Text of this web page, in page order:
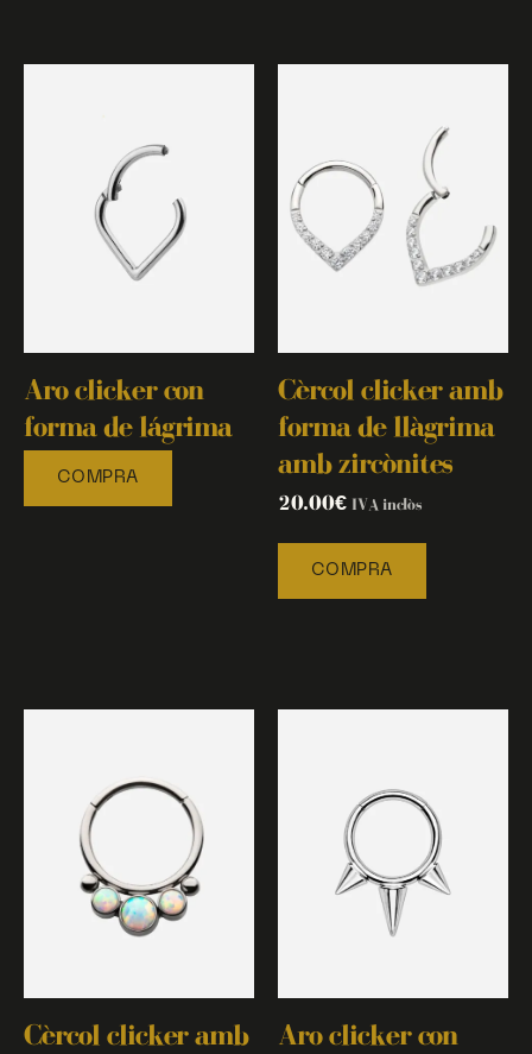
Aro clicker con
forma de lágrima
COMPRA
Cèrcol clicker amb
forma de llàgrima
amb zircònites
20.00€ IVA inclòs
COMPRA
Cèrcol clicker amb
Aro clicker con